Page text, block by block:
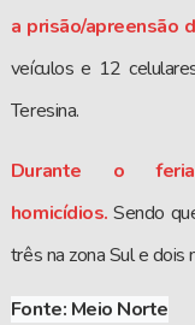
a prisão/apreensão
veículos e 12
Teresina.
Durante o
homicídios. Sendo
três na zona Sul e dois
Fonte: Meio Norte